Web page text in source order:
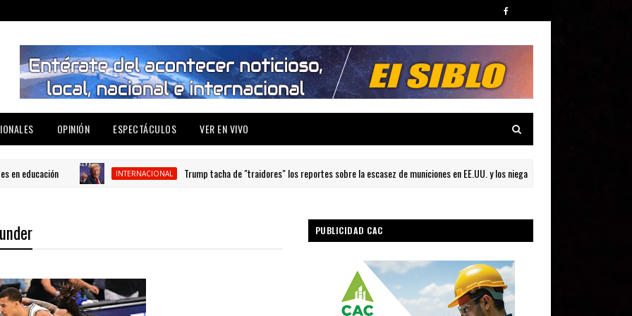
OPINIÓN ESPECTÁCULOS VER EN VIVO
INTERNACIONAL Trump tacha de "traidores" los reportes sobre la escasez de municiones en EE.UU. y los niega
PUBLICIDAD CAC